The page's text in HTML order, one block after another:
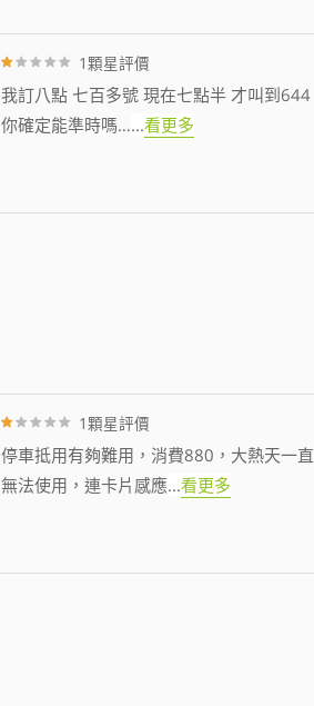
1顆星評價
我訂八點 七百多號 現在七點半 才叫到644
你確定能準時嗎…...看更多
1顆星評價
停車抵用有夠難用，消費880，大熱天一直
無法使用，連卡片感應...看更多